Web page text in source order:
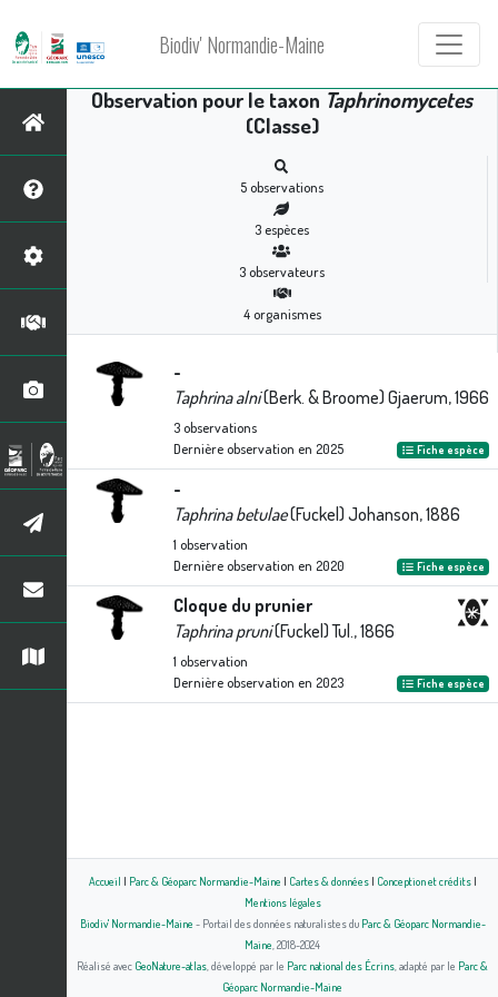
Biodiv' Normandie-Maine
Observation pour le taxon Taphrinomycetes
(Classe)
5observations
3espèces
3observateurs
4organismes
-
Taphrina alni(Berk. & Broome) Gjaerum, 1966
3observations
Dernière observation en 2025 Fiche espèce
-
Taphrina betulae(Fuckel) Johanson, 1886
1 observation
Dernière observation en 2020 Fiche espèce
Cloque du prunier
Taphrina pruni(Fuckel) Tul., 1866
1 observation
Dernière observation en 2023 Fiche espèce
Accueil | Parc & Géoparc Normandie-Maine | Cartes & données| Conception et crédits|
Mentions légales
Biodiv' Normandie-Maine - Portail des données naturalistes du Parc & Géoparc Normandie-
Maine , 2018-2024
Réalisé avec GeoNature-atlas , développé par le Parc national des Écrins , adapté par le Parc &
Géoparc Normandie-Maine